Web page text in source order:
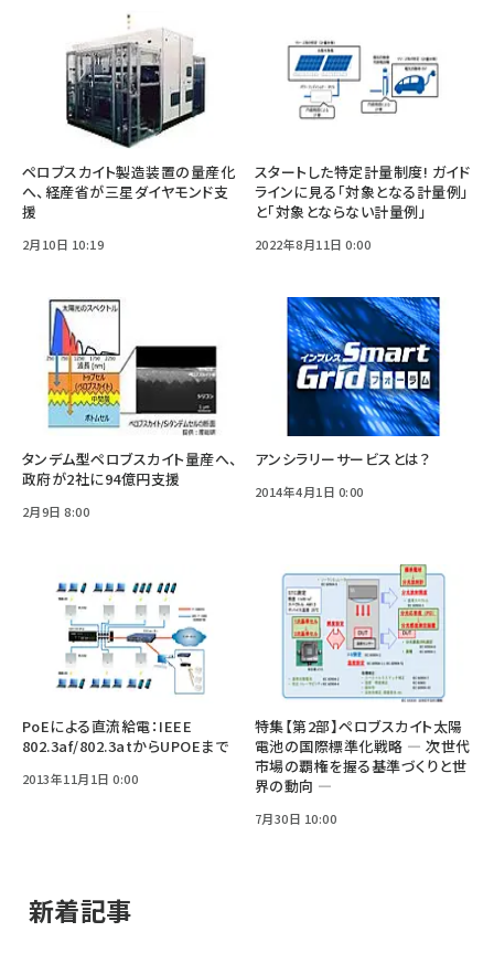
ペロブスカイト製造装置の量産化
へ、経産省が三星ダイヤモンド支
援
2月10日 10:19
スタートした特定計量制度! ガイド
ラインに見る「対象となる計量例」
と「対象とならない計量例」
2022年8月11日 0:00
タンデム型ペロブスカイト量産へ、
政府が2社に94億円支援
2月9日 8:00
アンシラリーサービスとは？
2014年4月1日 0:00
PoEによる直流給電：IEEE
802.3af/802.3atからUPOEまで
2013年11月1日 0:00
特集【第2部】ペロブスカイト太陽
電池の国際標準化戦略 ― 次世代
市場の覇権を握る基準づくりと世
界の動向 ―
7月30日 10:00
新着記事